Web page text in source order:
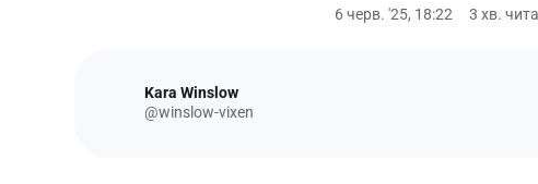
6 черв. '25, 18:22 3 хв.
Kara Winslow
@winslow-vixen